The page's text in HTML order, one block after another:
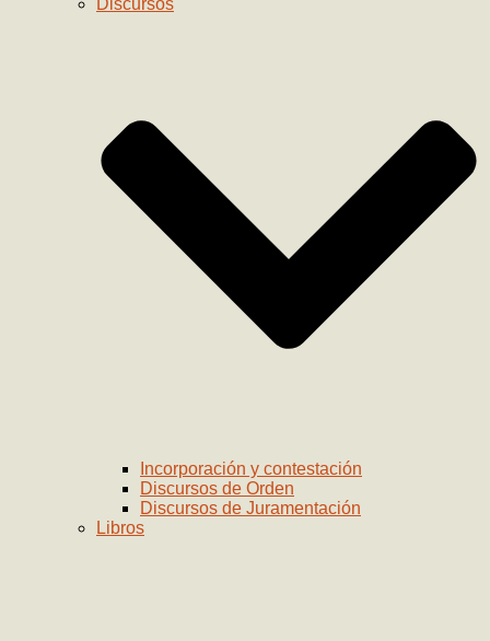
Discursos
Incorporación y contestación
Discursos de Orden
Discursos de Juramentación
Libros